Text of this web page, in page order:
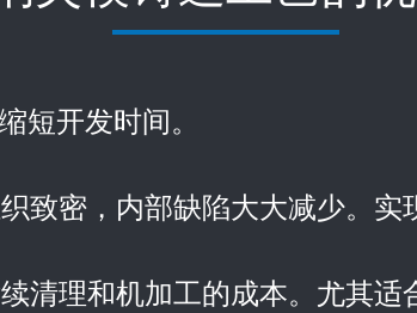
短开发时间。
致密，内部缺陷大大减少。实
清理和机加工的成本。尤其